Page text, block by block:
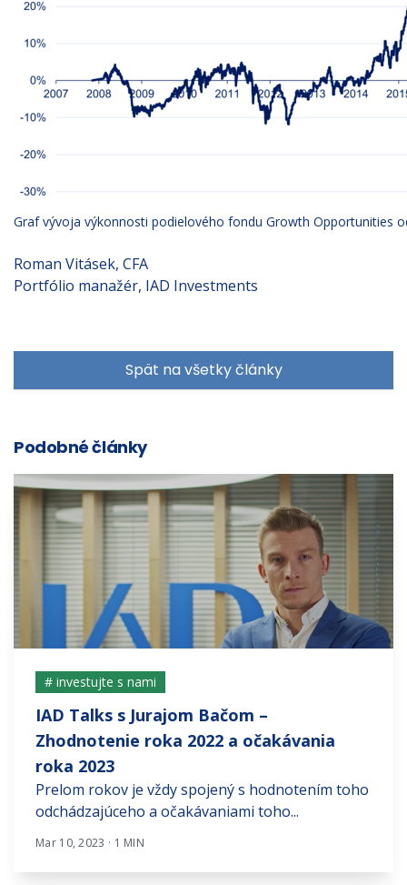
Graf vývoja výkonnosti podielového fondu Growth Opportunities
Roman Vitásek, CFA
Portfólio manažér, IAD Investments
Spät na všetky články
Podobné články
# investujte s nami
IAD Talks s Jurajom Bačom –
Zhodnotenie roka 2022 a očakávania
roka 2023
Prelom rokov je vždy spojený s hodnotením toho
odchádzajúceho a očakávaniami toho...
Mar 10, 2023 · 1 MIN